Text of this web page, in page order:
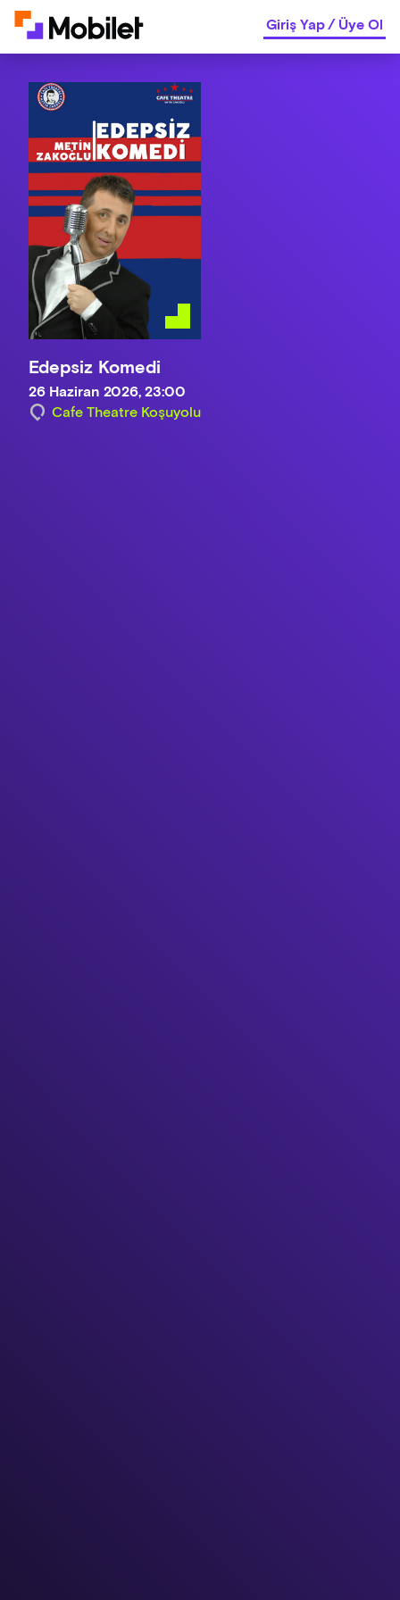
Giriş Yap/Üye Ol
Edepsiz Komedi
26 Haziran 2026, 23:00
Cafe Theatre Koşuyolu